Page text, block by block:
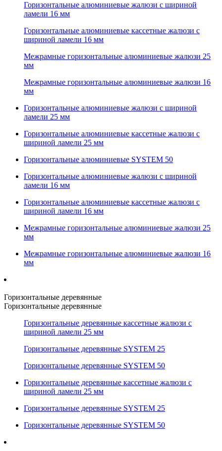
Горизонтальные алюминиевые жалюзи с шириной
ламели 16 мм
Горизонтальные алюминиевые кассетные жалюзи с
шириной ламели 16 мм
Межрамные горизонтальные алюминиевые жалюзи 25
мм
Межрамные горизонтальные алюминиевые жалюзи 16
мм
Горизонтальные алюминиевые жалюзи с шириной
ламели 25 мм
Горизонтальные алюминиевые кассетные жалюзи с
шириной ламели 25 мм
Горизонтальные алюминиевые SYSTEM 50
Горизонтальные алюминиевые жалюзи с шириной
ламели 16 мм
Горизонтальные алюминиевые кассетные жалюзи с
шириной ламели 16 мм
Межрамные горизонтальные алюминиевые жалюзи 25
мм
Межрамные горизонтальные алюминиевые жалюзи 16
мм
Горизонтальные деревянные
Горизонтальные деревянные
Горизонтальные деревянные кассетные жалюзи с
шириной ламели 25 мм
Горизонтальные деревянные SYSTEM 25
Горизонтальные деревянные SYSTEM 50
Горизонтальные деревянные кассетные жалюзи с
шириной ламели 25 мм
Горизонтальные деревянные SYSTEM 25
Горизонтальные деревянные SYSTEM 50